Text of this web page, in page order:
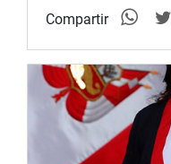
Compartir